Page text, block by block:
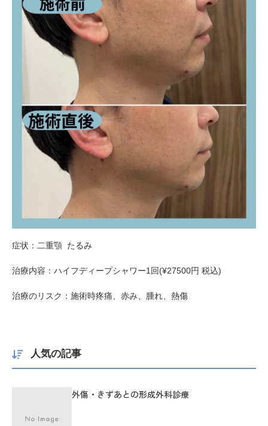
症状：二重顎 たるみ
治療内容：ハイフディープシャワー1 回(¥27500円 税込)
治療のリスク：施術時疼痛、赤み、腫れ、熱傷
人気の記事
外傷・きずあとの形成外科診療